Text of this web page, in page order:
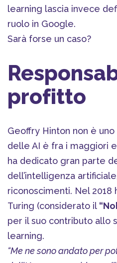
learning lascia invece
ruolo in Google.
Sarà forse un caso?
profitto
Geoffry Hinton non è
delle AI è fra i maggiori
ha dedicato gran parte
dell’intelligenza
riconoscimenti. Nel 2018
Turing (considerato il
per il suo contributo allo
learning.
“Me ne sono andato per